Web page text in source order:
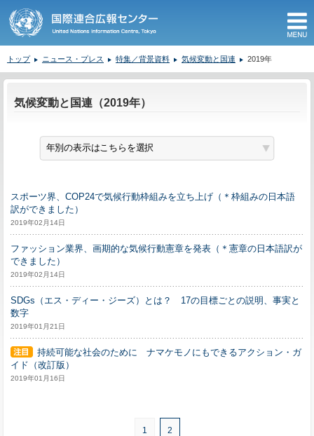
トップ ニュース・プレス 特集／背景資料 気候変動と国連 2019年
気候変動と国連（2019年）
スポーツ界、COP24で気候行動枠組みを立ち上げ（＊枠組みの日本語
訳ができました）
2019年02月14日
ファッション業界、画期的な気候行動憲章を発表（＊憲章の日本語訳が
できました）
2019年02月14日
SDGs（エス・ディー・ジーズ）とは？ 17の目標ごとの説明、事実と
数字
2019年01月21日
持続可能な社会のために ナマケモノにもできるアクション・ガ
イド（改訂版）
2019年01月16日
1 2